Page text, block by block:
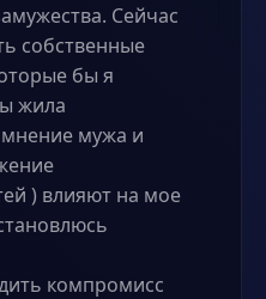
Сейчас
собственные
бы я
жила
мужа и
) влияют на мое
компромисс